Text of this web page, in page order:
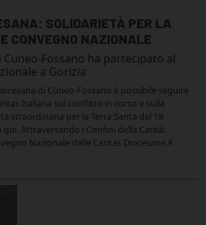
SOLIDARIETÀ PER LA
CONVEGNO NAZIONALE
Cuneo-Fossano ha partecipato al
a Gorizia
di Cuneo-Fossano è possibile seguire
Italiana sul conflitto in corso e sulla
straordinaria per la Terra Santa del 18
qui. Attraversando i Confini della Carità:
Nazionale delle Caritas Diocesane A